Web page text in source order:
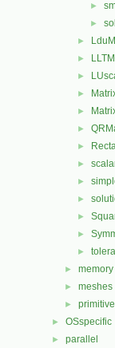
►
►
►
►
►
►
►
►
►
►
►
►
►
►
►
► memory
► meshes
►
► OSspecific
► parallel